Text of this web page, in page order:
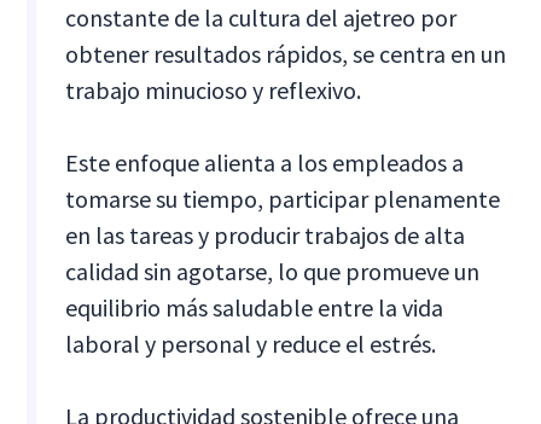
constante de la cultura del ajetreo por
obtener resultados rápidos, se centra en un
trabajo minucioso y reflexivo.
Este enfoque alienta a los empleados a
tomarse su tiempo, participar plenamente
en las tareas y producir trabajos de alta
calidad sin agotarse, lo que promueve un
equilibrio más saludable entre la vida
laboral y personal y reduce el estrés.
La productividad sostenible ofrece una